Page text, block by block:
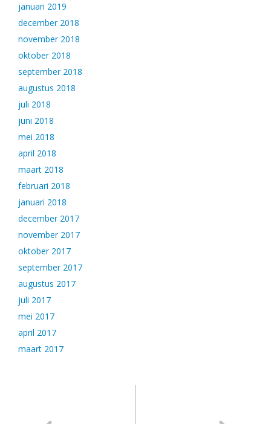
januari 2019
december 2018
november 2018
oktober 2018
september 2018
augustus 2018
juli 2018
juni 2018
mei 2018
april 2018
maart 2018
februari 2018
januari 2018
december 2017
november 2017
oktober 2017
september 2017
augustus 2017
juli 2017
mei 2017
april 2017
maart 2017